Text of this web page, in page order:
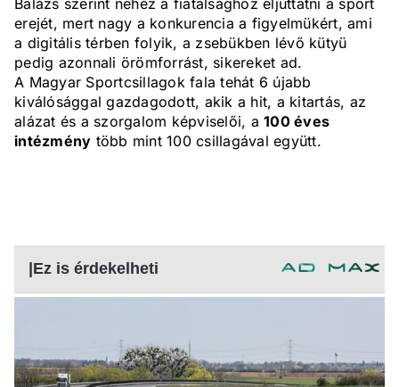
Balázs szerint nehéz a fiatalsághoz eljuttatni a sport
erejét, mert nagy a konkurencia a figyelmükért, ami
a digitális térben folyik, a zsebükben lévő kütyü
pedig azonnali örömforrást, sikereket ad.
A Magyar Sportcsillagok fala tehát 6 újabb
kiválósággal gazdagodott, akik a hit, a kitartás, az
alázat és a szorgalom képviselői, a 100 éves
intézmény több mint 100 csillagával együtt.